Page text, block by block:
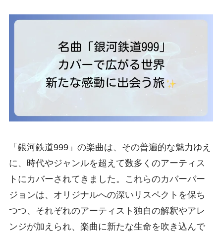
「銀河鉄道999」の楽曲は、その普遍的な魅力ゆえ
に、時代やジャンルを超えて数多くのアーティス
トにカバーされてきました。これらのカバーバー
ジョンは、オリジナルへの深いリスペクトを保ち
つつ、それぞれのアーティスト独自の解釈やアレ
ンジが加えられ、楽曲に新たな生命を吹き込んで